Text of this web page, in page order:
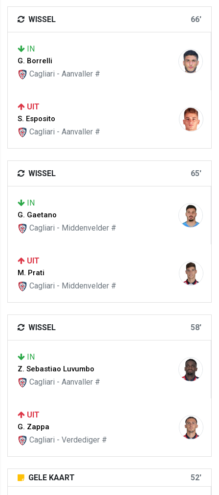
WISSEL 66'
IN
G. Borrelli
Cagliari - Aanvaller #
UIT
S. Esposito
Cagliari - Aanvaller #
WISSEL 65'
IN
G. Gaetano
Cagliari - Middenvelder #
UIT
M. Prati
Cagliari - Middenvelder #
WISSEL 58'
IN
Z. Sebastiao Luvumbo
Cagliari - Aanvaller #
UIT
G. Zappa
Cagliari - Verdediger #
GELE KAART 52'